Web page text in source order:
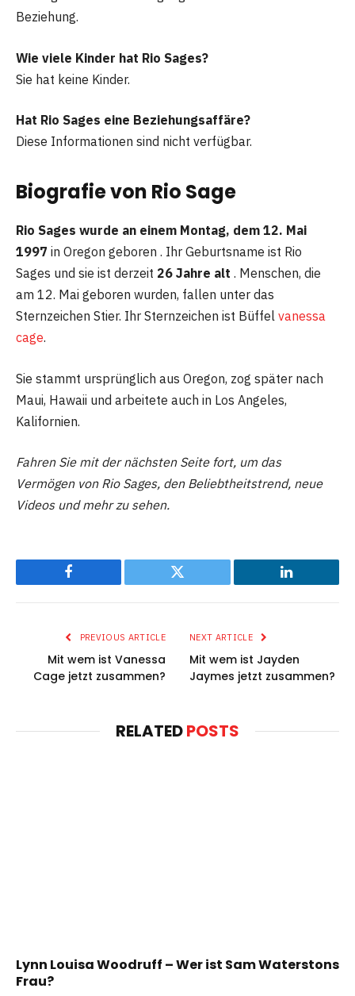
Beziehung.
Wie viele Kinder hat Rio Sages?
Sie hat keine Kinder.
Hat Rio Sages eine Beziehungsaffäre?
Diese Informationen sind nicht verfügbar.
Biografie von Rio Sage
Rio Sages wurde an einem Montag, dem 12. Mai
1997 in Oregon geboren . Ihr Geburtsname ist Rio
Sages und sie ist derzeit 26 Jahre alt . Menschen, die
am 12. Mai geboren wurden, fallen unter das
Sternzeichen Stier. Ihr Sternzeichen ist Büffel vanessa
cage.
Sie stammt ursprünglich aus Oregon, zog später nach
Maui, Hawaii und arbeitete auch in Los Angeles,
Kalifornien.
Fahren Sie mit der nächsten Seite fort, um das
Vermögen von Rio Sages, den Beliebtheitstrend, neue
Videos und mehr zu sehen.
Facebook Twitter LinkedIn
PREVIOUS ARTICLE
Mit wem ist Vanessa
Cage jetzt zusammen?
NEXT ARTICLE
Mit wem ist Jayden
Jaymes jetzt zusammen?
RELATEDPOSTS
Lynn Louisa Woodruff – Wer ist Sam Waterstons
Frau?